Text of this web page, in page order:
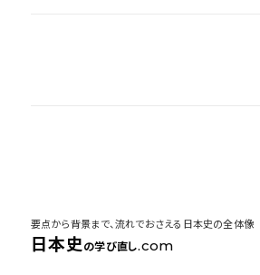
要点から背景まで、流れでおさえる日本史の全体像
日本史の学び直し.com